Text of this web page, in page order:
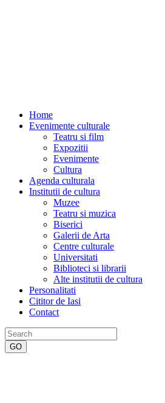
Home
Evenimente culturale
Teatru si film
Expozitii
Evenimente
Cultura
Agenda culturala
Institutii de cultura
Muzee
Teatru si muzica
Biserici
Galerii de Arta
Centre culturale
Universitati
Biblioteci si librarii
Alte institutii de cultura
Personalitati
Cititor de Iasi
Contact